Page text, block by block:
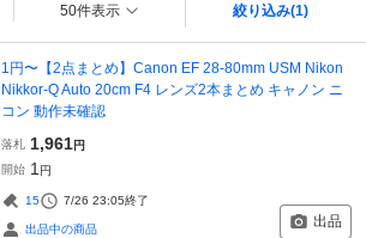
50件表示 絞り込み(1)
1円〜【2点まとめ】Canon EF 28-80mm USM Nikon
Nikkor-Q Auto 20cm F4 レンズ2本まとめ キャノン ニ
コン 動作未確認
落札 1,961円
開始 1 円
15 7/26 23:05終了
出品中の商品 出品